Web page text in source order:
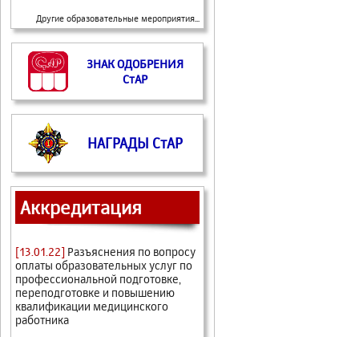
Другие образовательные мероприятия...
ЗНАК ОДОБРЕНИЯ
СтАР
НАГРАДЫ СтАР
Аккредитация
[13.01.22] Разъяснения по вопросу
оплаты образовательных услуг по
профессиональной подготовке,
переподготовке и повышению
квалификации медицинского
работника